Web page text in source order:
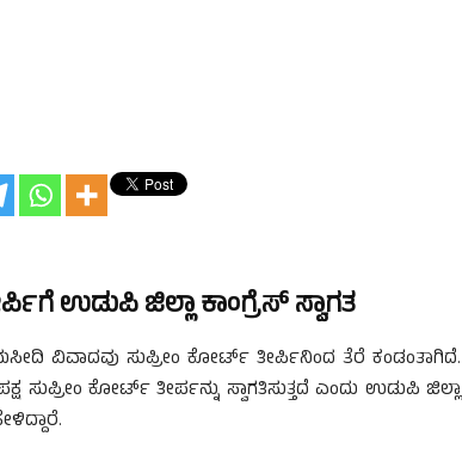
ಉಡುಪಿ ಜಿಲ್ಲಾ ಕಾಂಗ್ರೆಸ್ ಸ್ವಾಗತ
ವಿವಾದವು ಸುಪ್ರೀಂ ಕೋರ್ಟ್ ತೀರ್ಪಿನಿಂದ ತೆರೆ ಕಂಡಂತಾಗಿದೆ.
ಕೋರ್ಟ್ ತೀರ್ಪನ್ನು ಸ್ವಾಗತಿಸುತ್ತದೆ ಎಂದು ಉಡುಪಿ ಜಿಲ್ಲಾ